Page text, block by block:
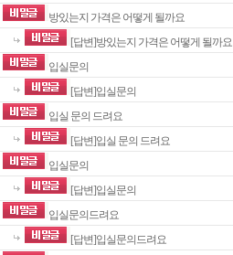
방있는지 가격은 어떻게 될까요
[답변]방있는지 가격은 어떻게 될까요
입실문의
[답변]입실문의
입실 문의 드려요
[답변]입실 문의 드려요
입실문의
[답변]입실문의
입실문의드려요
[답변]입실문의드려요